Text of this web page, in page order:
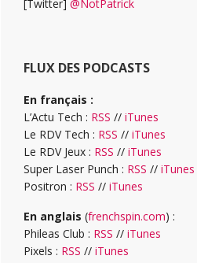
[Twitter] @NotPatrick
FLUX DES PODCASTS
En français :
L’Actu Tech : RSS // iTunes
Le RDV Tech : RSS // iTunes
Le RDV Jeux : RSS // iTunes
Super Laser Punch : RSS // iTunes
Positron : RSS // iTunes
En anglais (frenchspin.com) :
Phileas Club : RSS // iTunes
Pixels : RSS // iTunes